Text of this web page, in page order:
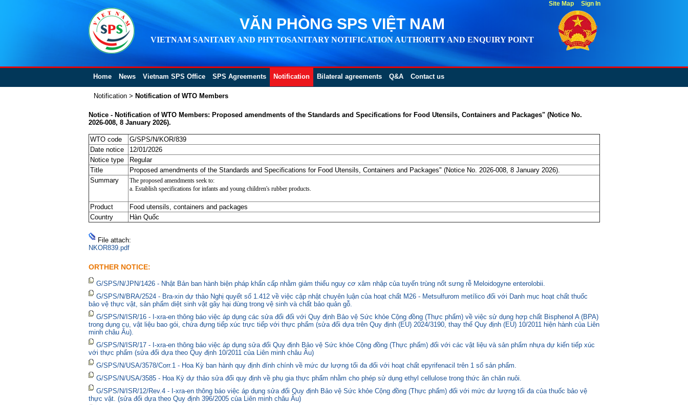
VĂN PHÒNG SPS VIỆT NAM
VIETNAM SANITARY AND PHYTOSANITARY NOTIFICATION AUTHORITY AND ENQUIRY POINT
Home News Vietnam SPS Office SPS Agreements Notification Bilateral agreements Q&A Contact us
Notification> Notification of WTO Members
Notice - Notification of WTO Members: Proposed amendments of the Standards and Specifications for Food Utensils, Containers and Packages" (Notice No.
2026-008, 8 January 2026).
WTO code
G/SPS/N/KOR/839
Date notice
12/01/2026
Notice type
Regular
Title
Proposed amendments of the Standards and Specifications for Food Utensils, Containers and Packages" (Notice No. 2026-008, 8 January 2026).
Summary
The proposed amendments seek to:
a. Establish specifications for infants and young children's rubber products.
Product
Food utensils, containers and packages
Country
Hàn Quốc
File attach:
NKOR839.pdf
ORTHER NOTICE:
G/SPS/N/JPN/1426 - Nhật Bản ban hành biện pháp khẩn cấp nhằm giảm thiểu nguy cơ xâm nhập của tuyến trùng nốt sưng rễ Meloidogyne enterolobii.
G/SPS/N/BRA/2524 - Bra-xin dự thảo Nghị quyết số 1.412 về việc cập nhật chuyên luận của hoạt chất M26 - Metsulfurom metílico đối với Danh mục hoạt chất thuốc
bảo vệ thực vật, sản phẩm diệt sinh vật gây hại dùng trong vệ sinh và chất bảo quản gỗ.
G/SPS/N/ISR/16 - I-xra-en thông báo việc áp dụng các sửa đổi đối với Quy định Bảo vệ Sức khỏe Cộng đồng (Thực phẩm) về việc sử dụng hợp chất Bisphenol A (BPA)
trong dụng cụ, vật liệu bao gói, chứa đựng tiếp xúc trực tiếp với thực phẩm (sửa đổi dựa trên Quy định (EU) 2024/3190, thay thế Quy định (EU) 10/2011 hiện hành của Liên
minh châu Âu).
G/SPS/N/ISR/17 - I-xra-en thông báo việc áp dụng sửa đổi Quy định Bảo vệ Sức khỏe Cộng đồng (Thực phẩm) đối với các vật liệu và sản phẩm nhựa dự kiến tiếp xúc
với thực phẩm (sửa đổi dựa theo Quy định 10/2011 của Liên minh châu Âu)
G/SPS/N/USA/3578/Corr.1 - Hoa Kỳ ban hành quy định đính chính về mức dư lượng tối đa đối với hoạt chất epyrifenacil trên 1 số sản phẩm.
G/SPS/N/USA/3585 - Hoa Kỳ dự thảo sửa đổi quy định về phụ gia thực phẩm nhằm cho phép sử dụng ethyl cellulose trong thức ăn chăn nuôi.
G/SPS/N/ISR/12/Rev.4 - I-xra-en thông báo việc áp dụng sửa đổi Quy định Bảo vệ Sức khỏe Cộng đồng (Thực phẩm) đối với mức dư lượng tối đa của thuốc bảo vệ
thực vật. (sửa đổi dựa theo Quy định 396/2005 của Liên minh châu Âu)
Site Map Sign In